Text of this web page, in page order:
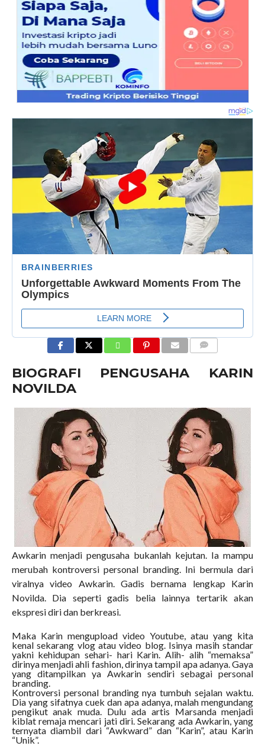
BIOGRAFI PENGUSAHA KARIN
NOVILDA
Awkarin menjadi pengusaha bukanlah kejutan. Ia mampu
merubah kontroversi personal branding. Ini bermula dari
viralnya video Awkarin. Gadis bernama lengkap Karin
Novilda. Dia seperti gadis belia lainnya tertarik akan
ekspresi diri dan berkreasi.
Maka Karin mengupload video Youtube, atau yang kita
kenal sekarang vlog atau video blog. Isinya masih standar
yakni kehidupan sehari- hari Karin. Alih- alih “memaksa”
dirinya menjadi ahli fashion, dirinya tampil apa adanya. Gaya
yang ditampilkan ya Awkarin sendiri sebagai personal
branding.
Kontroversi personal branding nya tumbuh sejalan waktu.
Dia yang sifatnya cuek dan apa adanya, malah mengundang
pengikut anak muda. Dulu ada artis Marsanda menjadi
kiblat remaja mencari jati diri. Sekarang ada Awkarin, yang
ternyata diambil dari “Awkward” dan “Karin”, atau Karin
“Unik”.